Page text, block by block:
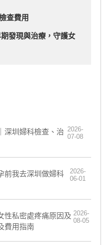
查費用
發現與治療，守護女
深圳婦科檢查、治 2026-
07-08
前我去深圳做婦科
2026-
06-01
性私密處疼痛原因及
費用指南
2026-
08-05